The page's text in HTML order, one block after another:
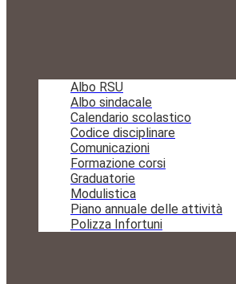
Albo RSU
Albo sindacale
Calendario scolastico
Codice disciplinare
Comunicazioni
Formazione corsi
Graduatorie
Modulistica
Piano annuale delle attività
Polizza Infortuni